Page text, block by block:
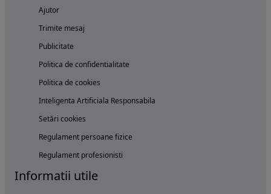
Ajutor
Trimite mesaj
Publicitate
Politica de confidentialitate
Politica de cookies
Inteligenta Artificiala Responsabila
Setări cookies
Regulament persoane fizice
Regulament profesionisti
Informatii utile